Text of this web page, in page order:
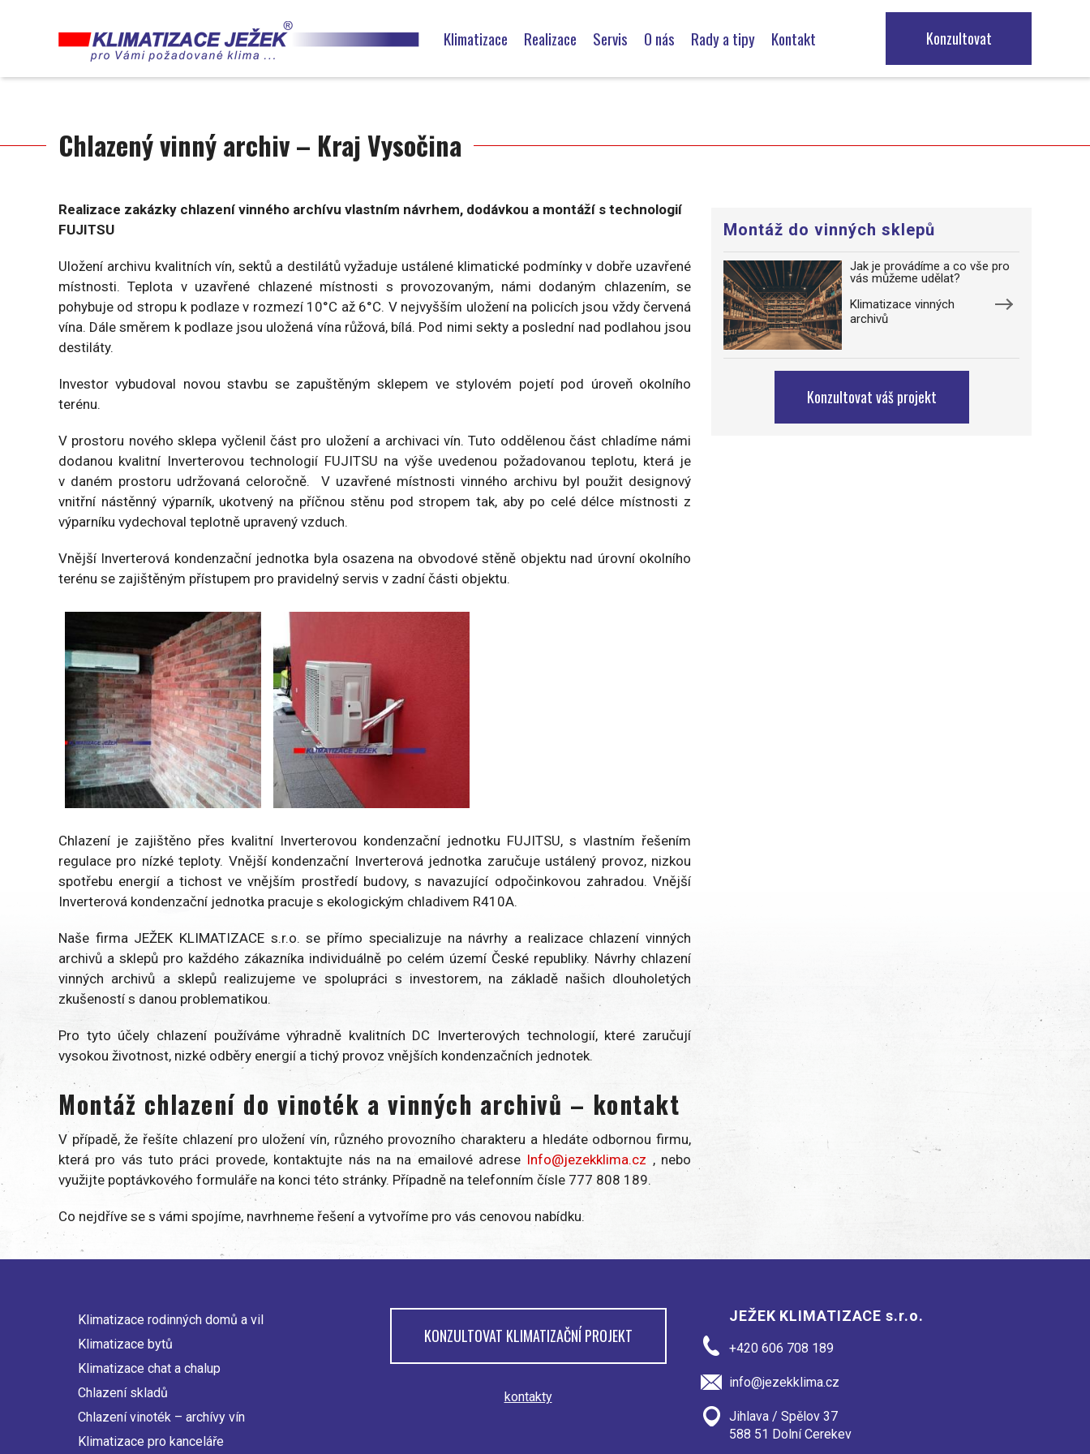
navigace
Klimatizace
Chlazení skladů
Klimatizace pro kanceláře
Klimatizace administrativních budov
Klimatizace pro kontejnerová pracoviště
Klimatizace pro průmysl a výrobu
Realizace Servis O nás Rady a tipy Kontakt Konzultovat
Chlazený vinný archiv – Kraj Vysočina
Realizace zakázky chlazení vinného archívu vlastním návrhem, dodávkou a montáží s technologií
FUJITSU
Uložení archivu kvalitních vín, sektů a destilátů vyžaduje ustálené klimatické podmínky v dobře uzavřené
místnosti. Teplota v uzavřené chlazené místnosti s provozovaným, námi dodaným chlazením, se
pohybuje od stropu k podlaze v rozmezí 10°C až 6°C. V nejvyšším uložení na policích jsou vždy červená
vína. Dále směrem k podlaze jsou uložená vína růžová, bílá. Pod nimi sekty a poslední nad podlahou jsou
destiláty.
Investor vybudoval novou stavbu se zapuštěným sklepem ve stylovém pojetí pod úroveň okolního
terénu.
V prostoru nového sklepa vyčlenil část pro uložení a archivaci vín. Tuto oddělenou část chladíme námi
dodanou kvalitní Inverterovou technologií FUJITSU na výše uvedenou požadovanou teplotu, která je
v daném prostoru udržovaná celoročně. V uzavřené místnosti vinného archivu byl použit designový
vnitřní nástěnný výparník, ukotvený na příčnou stěnu pod stropem tak, aby po celé délce místnosti z
výparníku vydechoval teplotně upravený vzduch.
Vnější Inverterová kondenzační jednotka byla osazena na obvodové stěně objektu nad úrovní okolního
terénu se zajištěným přístupem pro pravidelný servis v zadní části objektu.
Chlazení je zajištěno přes kvalitní Inverterovou kondenzační jednotku FUJITSU, s vlastním řešením
regulace pro nízké teploty. Vnější kondenzační Inverterová jednotka zaručuje ustálený provoz, nizkou
spotřebu energií a tichost ve vnějším prostředí budovy, s navazující odpočinkovou zahradou. Vnější
Inverterová kondenzační jednotka pracuje s ekologickým chladivem R410A.
Naše firma JEŽEK KLIMATIZACE s.r.o. se přímo specializuje na návrhy a realizace chlazení vinných
archivů a sklepů pro každého zákazníka individuálně po celém území České republiky. Návrhy chlazení
vinných archivů a sklepů realizujeme ve spolupráci s investorem, na základě našich dlouholetých
zkušeností s danou problematikou.
Pro tyto účely chlazení používáme výhradně kvalitních DC Inverterových technologií, které zaručují
vysokou životnost, nizké odběry energií a tichý provoz vnějších kondenzačních jednotek.
Montáž chlazení do vinoték a vinných archivů – kontakt
V případě, že řešíte chlazení pro uložení vín, různého provozního charakteru a hledáte odbornou firmu,
která pro vás tuto práci provede, kontaktujte nás na na emailové adrese Info@jezekklima.cz , nebo
využijte poptávkového formuláře na konci této stránky. Případně na telefonním čísle 777 808 189.
Co nejdříve se s vámi spojíme, navrhneme řešení a vytvoříme pro vás cenovou nabídku.
Montáž do vinných sklepů
Jak je provádíme a co vše pro
vás můžeme udělat?
Klimatizace vinných
archivů
Konzultovat váš projekt
Main
navigation
Klimatizace rodinných domů a vil
Klimatizace bytů
Klimatizace chat a chalup
Chlazení skladů
Chlazení vinoték – archívy vín
Klimatizace pro kanceláře
KONZULTOVAT KLIMATIZAČNÍ PROJEKT
kontakty
JEŽEK KLIMATIZACE s.r.o.
+420 606 708 189
info@jezekklima.cz
Jihlava / Spělov 37
588 51 Dolní Cerekev